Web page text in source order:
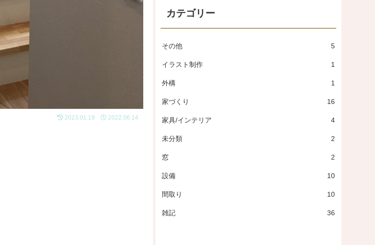
2023.01.19 2022.06.14
カテゴリー
その他 5
イラスト制作 1
外構 1
家づくり 16
家具/インテリア 4
未分類 2
窓 2
設備 10
間取り 10
雑記 36